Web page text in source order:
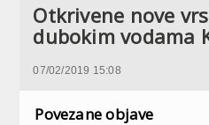
Otkrivene nove
dubokim vodama
07/02/2019 15:08
Povezane objave